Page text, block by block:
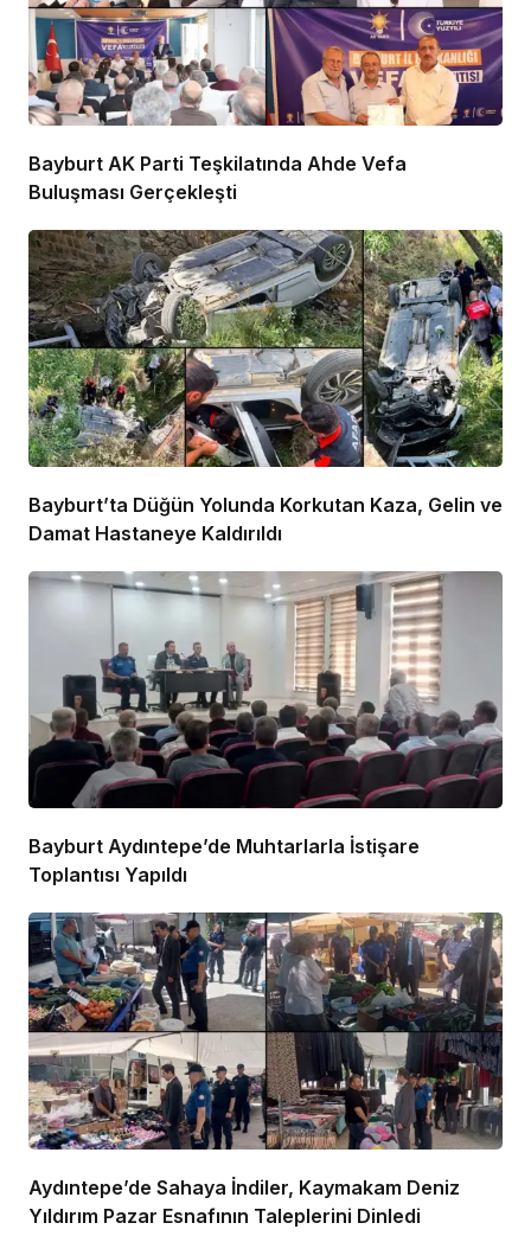
Bayburt AK Parti Teşkilatında Ahde Vefa
Buluşması Gerçekleşti
Bayburt’ta Düğün Yolunda Korkutan Kaza, Gelin ve
Damat Hastaneye Kaldırıldı
Bayburt Aydıntepe’de Muhtarlarla İstişare
Toplantısı Yapıldı
Aydıntepe’de Sahaya İndiler, Kaymakam Deniz
Yıldırım Pazar Esnafının Taleplerini Dinledi